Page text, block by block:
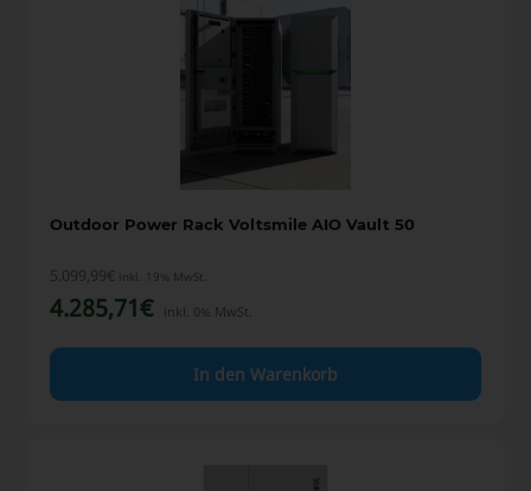
Outdoor Power Rack Voltsmile AIO Vault 50
5.099,99€ inkl. 19% MwSt.
4.285,71€ inkl. 0% MwSt.
In den Warenkorb